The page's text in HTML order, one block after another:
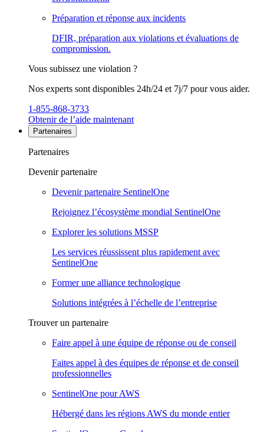
Préparation et réponse aux incidents
DFIR, préparation aux violations et évaluations de
compromission.
Vous subissez une violation ?
Nos experts sont disponibles 24h/24 et 7j/7 pour vous aider.
1-855-868-3733
Obtenir de l’aide maintenant
Partenaires
Partenaires
Devenir partenaire
Devenir partenaire SentinelOne
Rejoignez l’écosystème mondial SentinelOne
Explorer les solutions MSSP
Les services réussissent plus rapidement avec
SentinelOne
Former une alliance technologique
Solutions intégrées à l’échelle de l’entreprise
Trouver un partenaire
Faire appel à une équipe de réponse ou de conseil
Faites appel à des équipes de réponse et de conseil
professionnelles
SentinelOne pour AWS
Hébergé dans les régions AWS du monde entier